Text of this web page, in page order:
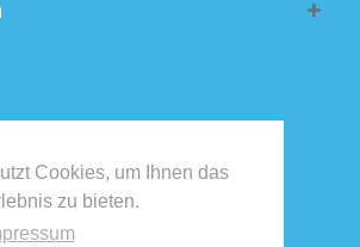
Cookies, um Ihnen das
zu bieten.